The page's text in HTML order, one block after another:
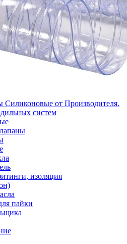
от Производителя.
систем
изоляция
пайки